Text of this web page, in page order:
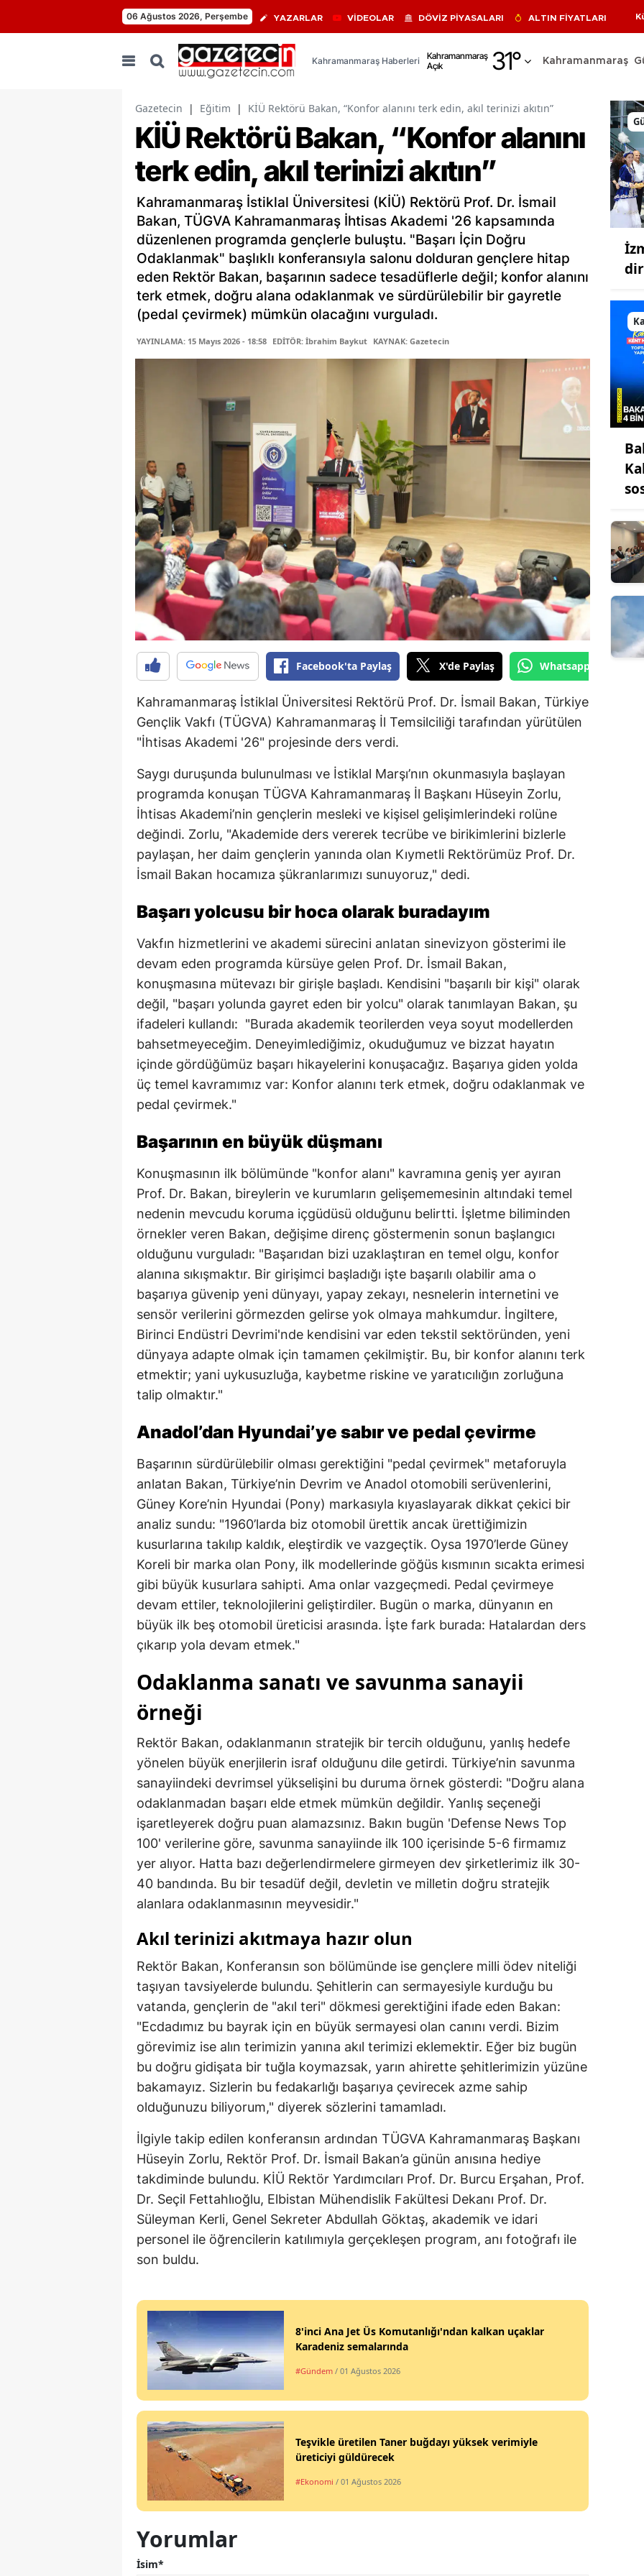
06 Ağustos 2026, Perşembe YAZARLAR VİDEOLAR DÖVİZ PİYASALARI ALTIN FİYATLARI
Kahramanmaraş Haberleri
Kahramanmaraş
Açık
31°
Adıyaman
Afyonkarahisar
Ağrı
Amasya
Antalya
Artvin
Aydın
Bilecik
Bingöl
Bitlis
Bolu
Burdur
Çanakkale
Çankırı
Çorum
Denizli
Diyarbakır
Edirne
Elazığ
Erzincan
Eskişehir
Gaziantep
Giresun
Gümüşhane
Isparta
Mersin
İzmir
Kırşehir
Kocaeli
Konya
Kütahya
Malatya
Manisa
Kahramanmaraş
Muğla
Muş
Nevşehir
Niğde
Ordu
Sakarya
Samsun
Sinop
Tekirdağ
Tokat
Trabzon
Tunceli
Şanlıurfa
Yozgat
Zonguldak
Bayburt
Karaman
Kırıkkale
Batman
Şırnak
Bartın
Ardahan
Düzce
Kahramanmaraş
Gazetecin | Eğitim | KİÜ Rektörü Bakan, “Konfor alanını terk edin, akıl terinizi akıtın”
KİÜ Rektörü Bakan, “Konfor alanını
terk edin, akıl terinizi akıtın”
Kahramanmaraş İstiklal Üniversitesi (KİÜ) Rektörü Prof. Dr. İsmail
Bakan, TÜGVA Kahramanmaraş İhtisas Akademi '26 kapsamında
düzenlenen programda gençlerle buluştu. "Başarı İçin Doğru
Odaklanmak" başlıklı konferansıyla salonu dolduran gençlere hitap
eden Rektör Bakan, başarının sadece tesadüflerle değil; konfor alanını
terk etmek, doğru alana odaklanmak ve sürdürülebilir bir gayretle
(pedal çevirmek) mümkün olacağını vurguladı.
YAYINLAMA: 15 Mayıs 2026 - 18:58 EDİTÖR: İbrahim Baykut KAYNAK: Gazetecin
Facebook'ta Paylaş X'de Paylaş Whatsapp'tan
Kahramanmaraş İstiklal Üniversitesi Rektörü Prof. Dr. İsmail Bakan, Türkiye
Gençlik Vakfı (TÜGVA) Kahramanmaraş İl Temsilciliği tarafından yürütülen
"İhtisas Akademi '26" projesinde ders verdi.
Saygı duruşunda bulunulması ve İstiklal Marşı’nın okunmasıyla başlayan
programda konuşan TÜGVA Kahramanmaraş İl Başkanı Hüseyin Zorlu,
İhtisas Akademi’nin gençlerin mesleki ve kişisel gelişimlerindeki rolüne
değindi. Zorlu, "Akademide ders vererek tecrübe ve birikimlerini bizlerle
paylaşan, her daim gençlerin yanında olan Kıymetli Rektörümüz Prof. Dr.
İsmail Bakan hocamıza şükranlarımızı sunuyoruz," dedi.
Başarı yolcusu bir hoca olarak buradayım
Vakfın hizmetlerini ve akademi sürecini anlatan sinevizyon gösterimi ile
devam eden programda kürsüye gelen Prof. Dr. İsmail Bakan,
konuşmasına mütevazı bir girişle başladı. Kendisini "başarılı bir kişi" olarak
değil, "başarı yolunda gayret eden bir yolcu" olarak tanımlayan Bakan, şu
ifadeleri kullandı: "Burada akademik teorilerden veya soyut modellerden
bahsetmeyeceğim. Deneyimlediğimiz, okuduğumuz ve bizzat hayatın
içinde gördüğümüz başarı hikayelerini konuşacağız. Başarıya giden yolda
üç temel kavramımız var: Konfor alanını terk etmek, doğru odaklanmak ve
pedal çevirmek."
Başarının en büyük düşmanı
Konuşmasının ilk bölümünde "konfor alanı" kavramına geniş yer ayıran
Prof. Dr. Bakan, bireylerin ve kurumların gelişememesinin altındaki temel
nedenin mevcudu koruma içgüdüsü olduğunu belirtti. İşletme biliminden
örnekler veren Bakan, değişime direnç göstermenin sonun başlangıcı
olduğunu vurguladı: "Başarıdan bizi uzaklaştıran en temel olgu, konfor
alanına sıkışmaktır. Bir girişimci başladığı işte başarılı olabilir ama o
başarıya güvenip yeni dünyayı, yapay zekayı, nesnelerin internetini ve
sensör verilerini görmezden gelirse yok olmaya mahkumdur. İngiltere,
Birinci Endüstri Devrimi'nde kendisini var eden tekstil sektöründen, yeni
dünyaya adapte olmak için tamamen çekilmiştir. Bu, bir konfor alanını terk
etmektir; yani uykusuzluğa, kaybetme riskine ve yaratıcılığın zorluğuna
talip olmaktır."
Anadol’dan Hyundai’ye sabır ve pedal çevirme
Başarının sürdürülebilir olması gerektiğini "pedal çevirmek" metaforuyla
anlatan Bakan, Türkiye’nin Devrim ve Anadol otomobili serüvenlerini,
Güney Kore’nin Hyundai (Pony) markasıyla kıyaslayarak dikkat çekici bir
analiz sundu: "1960’larda biz otomobil ürettik ancak ürettiğimizin
kusurlarına takılıp kaldık, eleştirdik ve vazgeçtik. Oysa 1970’lerde Güney
Koreli bir marka olan Pony, ilk modellerinde göğüs kısmının sıcakta erimesi
gibi büyük kusurlara sahipti. Ama onlar vazgeçmedi. Pedal çevirmeye
devam ettiler, teknolojilerini geliştirdiler. Bugün o marka, dünyanın en
büyük ilk beş otomobil üreticisi arasında. İşte fark burada: Hatalardan ders
çıkarıp yola devam etmek."
Odaklanma sanatı ve savunma sanayii
örneği
Rektör Bakan, odaklanmanın stratejik bir tercih olduğunu, yanlış hedefe
yönelen büyük enerjilerin israf olduğunu dile getirdi. Türkiye’nin savunma
sanayiindeki devrimsel yükselişini bu duruma örnek gösterdi: "Doğru alana
odaklanmadan başarı elde etmek mümkün değildir. Yanlış seçeneği
işaretleyerek doğru puan alamazsınız. Bakın bugün 'Defense News Top
100' verilerine göre, savunma sanayiinde ilk 100 içerisinde 5-6 firmamız
yer alıyor. Hatta bazı değerlendirmelere girmeyen dev şirketlerimiz ilk 30-
40 bandında. Bu bir tesadüf değil, devletin ve milletin doğru stratejik
alanlara odaklanmasının meyvesidir."
Akıl terinizi akıtmaya hazır olun
Rektör Bakan, Konferansın son bölümünde ise gençlere milli ödev niteliği
taşıyan tavsiyelerde bulundu. Şehitlerin can sermayesiyle kurduğu bu
vatanda, gençlerin de "akıl teri" dökmesi gerektiğini ifade eden Bakan:
"Ecdadımız bu bayrak için en büyük sermayesi olan canını verdi. Bizim
görevimiz ise alın terimizin yanına akıl terimizi eklemektir. Eğer biz bugün
bu doğru gidişata bir tuğla koymazsak, yarın ahirette şehitlerimizin yüzüne
bakamayız. Sizlerin bu fedakarlığı başarıya çevirecek azme sahip
olduğunuzu biliyorum," diyerek sözlerini tamamladı.
İlgiyle takip edilen konferansın ardından TÜGVA Kahramanmaraş Başkanı
Hüseyin Zorlu, Rektör Prof. Dr. İsmail Bakan’a günün anısına hediye
takdiminde bulundu. KİÜ Rektör Yardımcıları Prof. Dr. Burcu Erşahan, Prof.
Dr. Seçil Fettahlıoğlu, Elbistan Mühendislik Fakültesi Dekanı Prof. Dr.
Süleyman Kerli, Genel Sekreter Abdullah Göktaş, akademik ve idari
personel ile öğrencilerin katılımıyla gerçekleşen program, anı fotoğrafı ile
son buldu.
8'inci Ana Jet Üs Komutanlığı'ndan kalkan uçaklar
Karadeniz semalarında
#Gündem / 01 Ağustos 2026
Teşvikle üretilen Taner buğdayı yüksek verimiyle
üreticiyi güldürecek
#Ekonomi / 01 Ağustos 2026
Yorumlar
İsim*